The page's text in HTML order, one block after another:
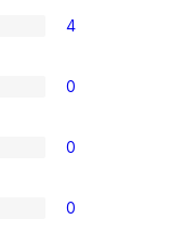
4
0
0
0